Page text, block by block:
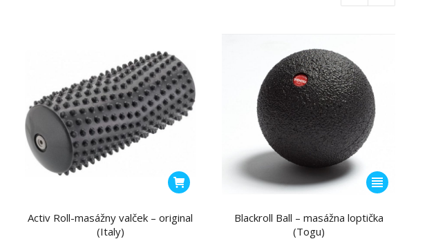
Activ Roll-masážny valček – original
(Italy)
Tento
produkt
má
Blackroll Ball – masážna loptička
(Togu)